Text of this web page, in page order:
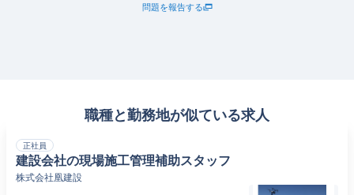
問題を報告する
職種と勤務地が似ている求人
正社員
建設会社の現場施工管理補助スタッフ
株式会社凰建設